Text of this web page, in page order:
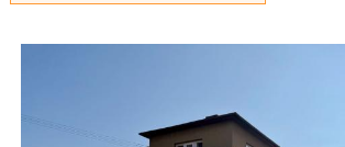
BÝVANIE A REALITY
INFO